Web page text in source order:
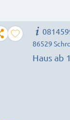
Haus ab
86529